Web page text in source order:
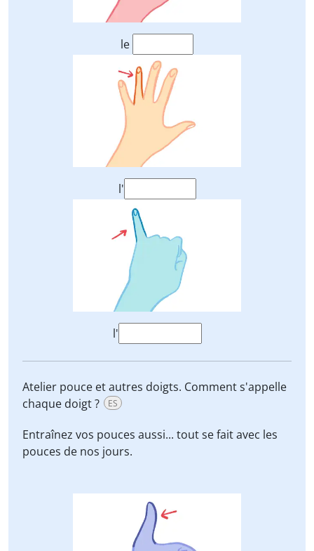
le
l'
l'
Atelier pouce et autres doigts. Comment s'appelle
chaque doigt ?
ES
Entraînez vos pouces aussi... tout se fait avec les
pouces de nos jours.